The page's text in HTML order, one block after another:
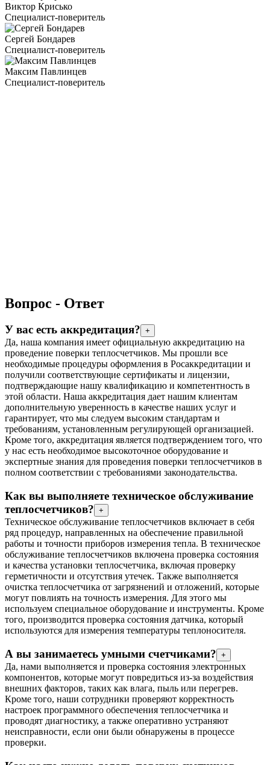
Виктор Крисько
Специалист-поверитель
Сергей Бондарев
Специалист-поверитель
Максим Павлинцев
Специалист-поверитель
Вопрос - Ответ
У вас есть аккредитация? +
Да, наша компания имеет официальную аккредитацию на
проведение поверки теплосчетчиков. Мы прошли все
необходимые процедуры оформления в Росаккредитации и
получили соответствующие сертификаты и лицензии,
подтверждающие нашу квалификацию и компетентность в
этой области. Наша аккредитация дает нашим клиентам
дополнительную уверенность в качестве наших услуг и
гарантирует, что мы следуем высоким стандартам и
требованиям, установленным регулирующей организацией.
Кроме того, аккредитация является подтверждением того, что
у нас есть необходимое высокоточное оборудование и
экспертные знания для проведения поверки теплосчетчиков в
полном соответствии с требованиями законодательства.
Как вы выполняете техническое обслуживание
теплосчетчиков? +
Техническое обслуживание теплосчетчиков включает в себя
ряд процедур, направленных на обеспечение правильной
работы и точности приборов измерения тепла. В техническое
обслуживание теплосчетчиков включена проверка состояния
и качества установки теплосчетчика, включая проверку
герметичности и отсутствия утечек. Также выполняется
очистка теплосчетчика от загрязнений и отложений, которые
могут повлиять на точность измерения. Для этого мы
используем специальное оборудование и инструменты. Кроме
того, производится проверка состояния датчика, который
используются для измерения температуры теплоносителя.
А вы занимаетесь умными счетчиками? +
Да, нами выполняется и проверка состояния электронных
компонентов, которые могут повредиться из-за воздействия
внешних факторов, таких как влага, пыль или перегрев.
Кроме того, наши сотрудники проверяют корректность
настроек программного обеспечения теплосчетчика и
проводят диагностику, а также оперативно устраняют
неисправности, если они были обнаружены в процессе
проверки.